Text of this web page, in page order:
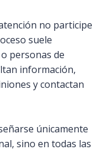
no participe
suele
personas de
información,
y contactan
únicamente
sino en todas las